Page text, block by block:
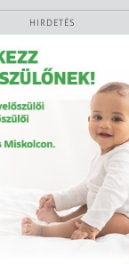
HIRDETÉS